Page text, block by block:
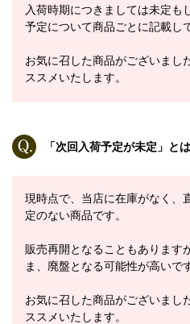
入荷時期につきましては未定も
予定について商品ごとに記載し
お気に召した商品がございまし
ススメいたします。
「次回入荷予定が未定」と
現時点で、当店に在庫がなく、
定のない商品です。
販売再開となることもあります
ま、廃盤となる可能性が高いで
お気に召した商品がございまし
ススメいたします。